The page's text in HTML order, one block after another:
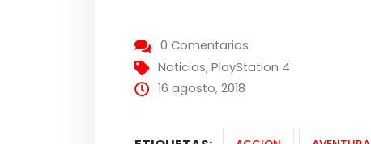
0 Comentarios
Noticias,PlayStation 4
16 agosto, 2018